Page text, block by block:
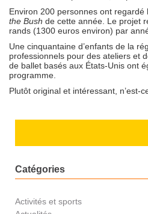
Environ 200 personnes ont regardé
the Bush de cette année. Le projet
rands (1300 euros environ) par
Une cinquantaine d’enfants de la
professionnels pour des ateliers et
de ballet basés aux États-Unis ont
programme.
Plutôt original et intéressant, n’est-
Catégories
Activités et sports